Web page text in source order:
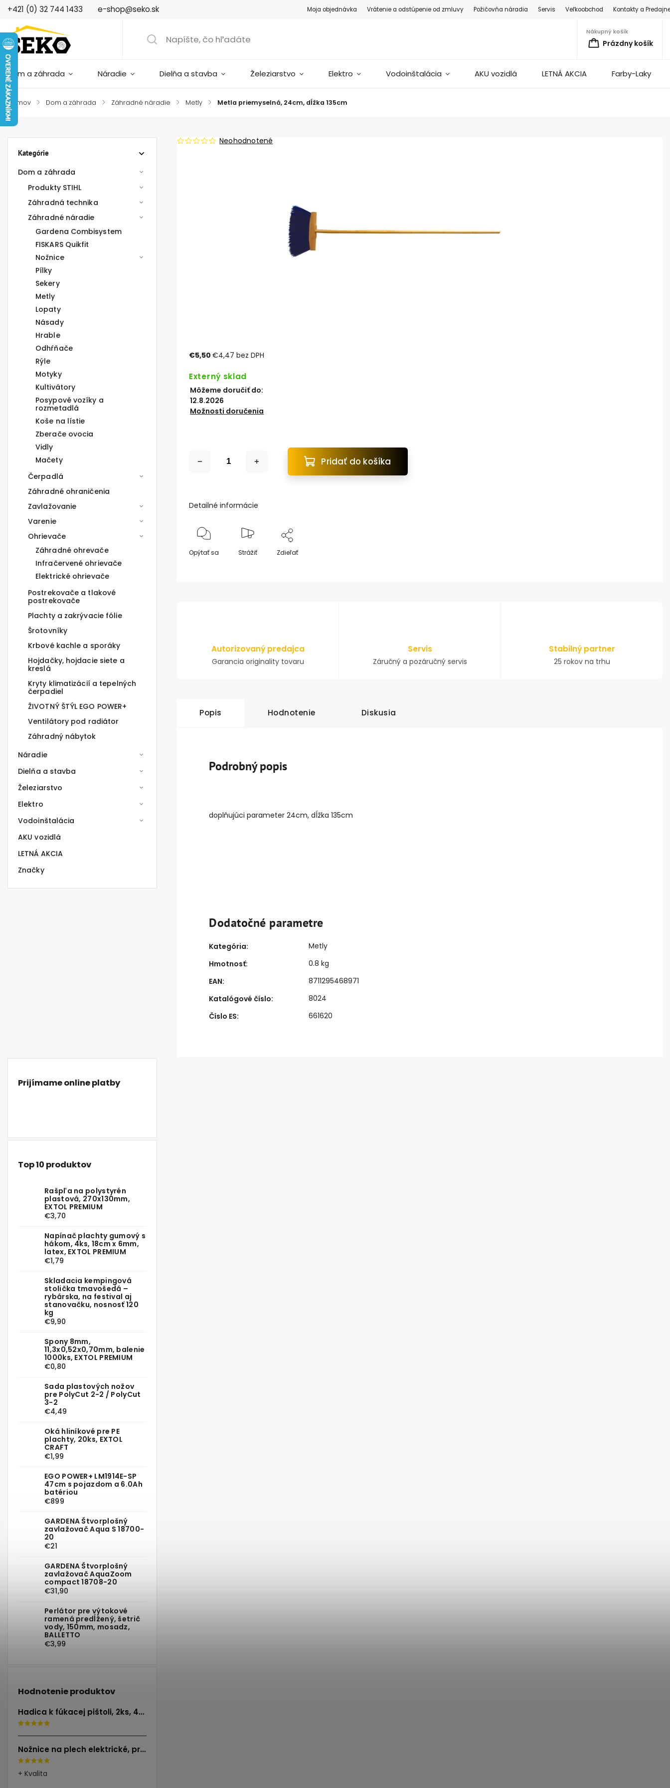
+421 (0) 32 744 1433 e-shop@seko.sk Moja objednávka Vrátenie a odstúpenie od zmluvy Požičovňa náradia Servis Veľkoobchod Kontakty a
Nákupný košík
Prázdny košík
Dom a záhrada Náradie Dielňa a stavba Železiarstvo Elektro Vodoinštalácia AKU vozidlá LETNÁ AKCIA Farby-Laky
Domov / Dom a záhrada / Záhradné náradie / Metly / Metla priemyselná, 24cm, dĺžka 135cm
Kategórie
Dom a záhrada
Produkty STIHL
Záhradná technika
Záhradné náradie
Gardena Combisystem
FISKARS Quikfit
Nožnice
Pílky
Sekery
Metly
Lopaty
Násady
Hrable
Odhŕňače
Rýle
Motyky
Kultivátory
Posypové vozíky a
rozmetadlá
Koše na lístie
Zberače ovocia
Vidly
Mačety
Čerpadlá
Záhradné ohraničenia
Zavlažovanie
Varenie
Ohrievače
Záhradné ohrevače
Infračervené ohrievače
Elektrické ohrievače
Postrekovače a tlakové
postrekovače
Plachty a zakrývacie fólie
Šrotovníky
Krbové kachle a sporáky
Hojdačky, hojdacie siete a
kreslá
Kryty klimatizácií a tepelných
čerpadiel
ŽIVOTNÝ ŠTÝL EGO POWER+
Ventilátory pod radiátor
Záhradný nábytok
Náradie
Dielňa a stavba
Železiarstvo
Elektro
Vodoinštalácia
AKU vozidlá
LETNÁ AKCIA
Značky
Prijímame online platby
Top 10 produktov
Rašpľa na polystyrén
plastová, 270x130mm,
EXTOL PREMIUM
€3,70
Napínač plachty gumový s
hákom, 4ks, 18cm x 6mm,
latex, EXTOL PREMIUM
€1,79
Skladacia kempingová
stolička tmavošedá –
rybárska, na festival aj
stanovačku, nosnosť 120
kg
€9,90
Spony 8mm,
11,3x0,52x0,70mm, balenie
1000ks, EXTOL PREMIUM
€0,80
Sada plastových nožov
pre PolyCut 2-2 / PolyCut
3-2
€4,49
Oká hliníkové pre PE
plachty, 20ks, EXTOL
CRAFT
€1,99
EGO POWER+ LM1914E-SP
47cm s pojazdom a 6.0Ah
batériou
€899
GARDENA Štvorplošný
zavlažovač Aqua S 18700-
20
€21
GARDENA Štvorplošný
zavlažovač AquaZoom
compact 18708-20
€31,90
Perlátor pre výtokové
ramená predĺžený, šetrič
vody, 150mm, mosadz,
BALLETTO
€3,99
Hodnotenie produktov
Hadica k fúkacej pištoli, 2ks, 40cm, EXTOL PREMIUM
Nožnice na plech elektrické, príkon 500W, EXTOL INDUSTRIAL
+ Kvalita
Neohodnotené
€5,50 €4,47 bez DPH
Externý sklad
Môžeme doručiť do:
12.8.2026
Možnosti doručenia
Pridať do košíka
Detailné informácie
Opýtať sa Strážiť Zdieľať
Autorizovaný predajca
Garancia originality tovaru
Servis
Záručný a pozáručný servis
Stabilný partner
25 rokov na trhu
Popis Hodnotenie Diskusia
Podrobný popis
doplňujúci parameter 24cm, dĺžka 135cm
Dodatočné parametre
Kategória:
Metly
Hmotnosť:
0.8 kg
EAN:
8711295468971
Katalógové číslo:
8024
Číslo ES: 661620